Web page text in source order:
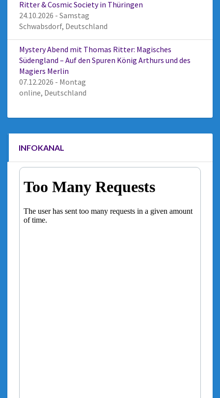
Ritter & Cosmic Society in Thüringen
24.10.2026 - Samstag
Schwabsdorf, Deutschland
Mystery Abend mit Thomas Ritter: Magisches
Südengland – Auf den Spuren König Arthurs und des
Magiers Merlin
07.12.2026 - Montag
online, Deutschland
INFOKANAL